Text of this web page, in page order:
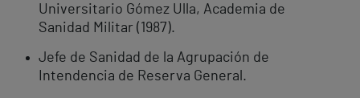
Universitario Gómez Ulla, Academia de
Sanidad Militar (1987).
Jefe de Sanidad de la Agrupación de
Intendencia de Reserva General.